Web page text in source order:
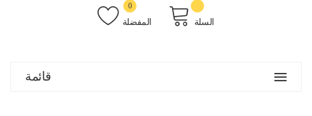
المفضلة
0
السلة
قائمة